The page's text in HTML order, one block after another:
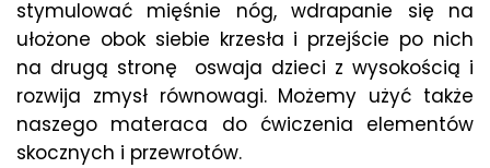
stymulować mięśnie nóg, wdrapanie się na
ułożone obok siebie krzesła i przejście po nich
na drugą stronę oswaja dzieci z wysokością i
rozwija zmysł równowagi. Możemy użyć także
naszego materaca do ćwiczenia elementów
skocznych i przewrotów.